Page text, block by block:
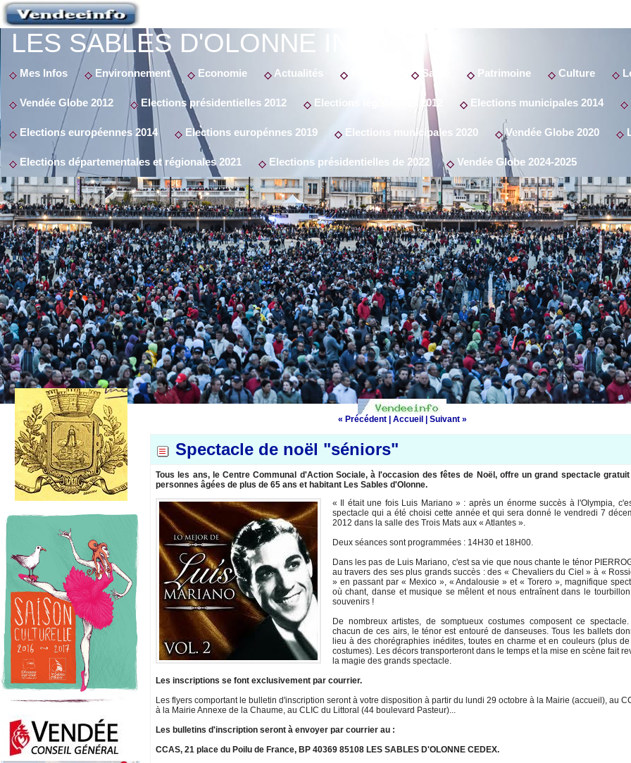
LES SABLES D'OLONNE INFO
Mes Infos Environnement Economie Actualités Santé Patrimoine Culture
Vendée Globe 2012 Elections présidentielles 2012 Elections législatives 2012 Elections municipales 2014
Elections européennes 2014 Elections europénnes 2019 Elections municipales 2020 Vendée Globe 2020
Elections départementales et régionales 2021 Elections présidentielles de 2022 Vendée Globe 2024-2025
« Précédent Accueil Suivant »
Spectacle de noël "séniors"
Tous les ans, le Centre Communal d'Action Sociale, à l'occasion des fêtes de Noël, offre un grand spectacle
personnes âgées de plus de 65 ans et habitant Les Sables d'Olonne.
« Il était une fois Luis Mariano » : après un énorme succès à l'Olympia,
spectacle qui a été choisi cette année et qui sera donné le vendredi 7
2012 dans la salle des Trois Mats aux « Atlantes ».
Deux séances sont programmées : 14H30 et 18H00.
Dans les pas de Luis Mariano, c'est sa vie que nous chante le ténor
au travers des ses plus grands succès : des « Chevaliers du Ciel » à «
» en passant par « Mexico », « Andalousie » et « Torero », magnifique
où chant, danse et musique se mêlent et nous entraînent dans le
souvenirs !
De nombreux artistes, de somptueux costumes composent ce
chacun de ces airs, le ténor est entouré de danseuses. Tous les ballets
lieu à des chorégraphies inédites, toutes en charme et en couleurs (plus
costumes). Les décors transporteront dans le temps et la mise en scène fait
la magie des grands spectacle.
Les inscriptions se font exclusivement par courrier.
Les flyers comportant le bulletin d'inscription seront à votre disposition à partir du lundi 29 octobre à la Mairie (accueil), au
à la Mairie Annexe de la Chaume, au CLIC du Littoral (44 boulevard Pasteur)...
Les bulletins d'inscription seront à envoyer par courrier au :
CCAS, 21 place du Poilu de France, BP 40369 85108 LES SABLES D'OLONNE CEDEX.